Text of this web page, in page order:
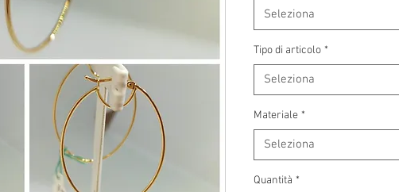
Seleziona
Tipo di articolo *
Seleziona
Materiale *
Seleziona
Quantità *